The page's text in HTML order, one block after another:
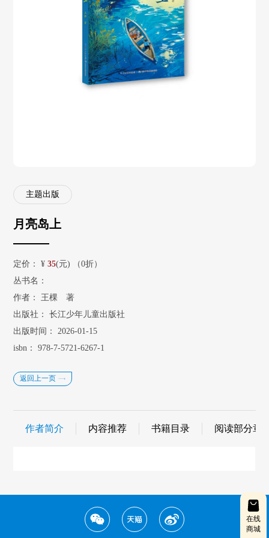
在线
商城
主题出版
月亮岛上
定价： ¥35(元) （0折）
丛书名：
作者：
王棵 著
出版社：
长江少年儿童出版社
出版时间：
2026-01-15
isbn：
978-7-5721-6267-1
返回上一页
作者简介 内容推荐 书籍目录 阅读部分章